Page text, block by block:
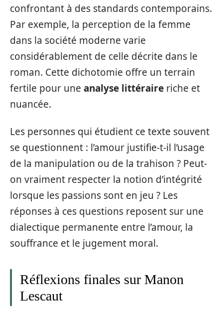
confrontant à des standards contemporains.
Par exemple, la perception de la femme
dans la société moderne varie
considérablement de celle décrite dans le
roman. Cette dichotomie offre un terrain
fertile pour une analyse littéraire riche et
nuancée.
Les personnes qui étudient ce texte souvent
se questionnent : l’amour justifie-t-il l’usage
de la manipulation ou de la trahison ? Peut-
on vraiment respecter la notion d’intégrité
lorsque les passions sont en jeu ? Les
réponses à ces questions reposent sur une
dialectique permanente entre l’amour, la
souffrance et le jugement moral.
Réflexions finales sur Manon
Lescaut